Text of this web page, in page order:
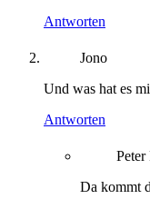
Antworten
Jono
Und was hat es
Antworten
Peter
Da kommt